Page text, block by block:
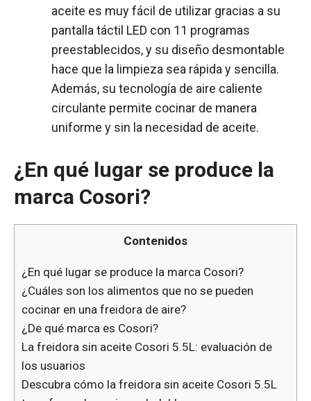
aceite es muy fácil de utilizar gracias a su
pantalla táctil LED con 11 programas
preestablecidos, y su diseño desmontable
hace que la limpieza sea rápida y sencilla.
Además, su tecnología de aire caliente
circulante permite cocinar de manera
uniforme y sin la necesidad de aceite.
¿En qué lugar se produce la
marca Cosori?
Contenidos
¿En qué lugar se produce la marca Cosori?
¿Cuáles son los alimentos que no se pueden
cocinar en una freidora de aire?
¿De qué marca es Cosori?
La freidora sin aceite Cosori 5.5L: evaluación de
los usuarios
Descubra cómo la freidora sin aceite Cosori 5.5L